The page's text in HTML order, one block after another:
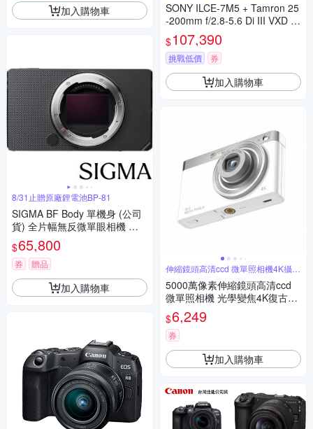
加入購物車
8/31止贈原廠鋰電池BP-81
SIGMA BF Body 單機身 (公司
貨) 全片幅無反微單眼相機 一
體成形外殼
$65,800
券 贈品
加入購物車
SONY ILCE-7M5 + Tamron 25
-200mm f/2.8-5.6 Di III VXD G
2 A7V A7M5 A075 (公司貨)
$107,390
挑戰低價 券
加入購物車
伸縮鏡頭高清ccd 微單照相機4K攝像
機
5000萬像素伸縮鏡頭高清ccd
微單照相機 光學變焦4K復古攝
像機
$6,249
券
加入購物車